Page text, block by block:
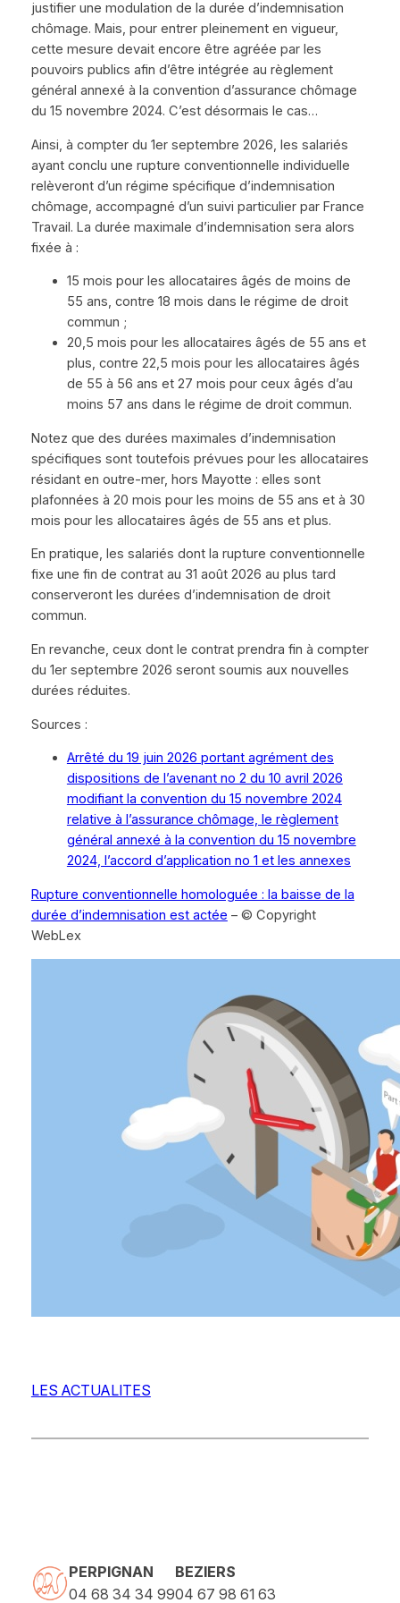
justifier une modulation de la durée d’indemnisation
chômage. Mais, pour entrer pleinement en vigueur,
cette mesure devait encore être agréée par les
pouvoirs publics afin d’être intégrée au règlement
général annexé à la convention d’assurance chômage
du 15 novembre 2024. C’est désormais le cas…
Ainsi, à compter du 1er septembre 2026, les salariés
ayant conclu une rupture conventionnelle individuelle
relèveront d’un régime spécifique d’indemnisation
chômage, accompagné d’un suivi particulier par France
Travail. La durée maximale d’indemnisation sera alors
fixée à :
15 mois pour les allocataires âgés de moins de
55 ans, contre 18 mois dans le régime de droit
commun ;
20,5 mois pour les allocataires âgés de 55 ans et
plus, contre 22,5 mois pour les allocataires âgés
de 55 à 56 ans et 27 mois pour ceux âgés d’au
moins 57 ans dans le régime de droit commun.
Notez que des durées maximales d’indemnisation
spécifiques sont toutefois prévues pour les allocataires
résidant en outre-mer, hors Mayotte : elles sont
plafonnées à 20 mois pour les moins de 55 ans et à 30
mois pour les allocataires âgés de 55 ans et plus.
En pratique, les salariés dont la rupture conventionnelle
fixe une fin de contrat au 31 août 2026 au plus tard
conserveront les durées d’indemnisation de droit
commun.
En revanche, ceux dont le contrat prendra fin à compter
du 1er septembre 2026 seront soumis aux nouvelles
durées réduites.
Sources :
Arrêté du 19 juin 2026 portant agrément des
dispositions de l’avenant no 2 du 10 avril 2026
modifiant la convention du 15 novembre 2024
relative à l’assurance chômage, le règlement
général annexé à la convention du 15 novembre
2024, l’accord d’application no 1 et les annexes
Rupture conventionnelle homologuée : la baisse de la
durée d’indemnisation est actée – © Copyright
WebLex
LES ACTUALITES
PERPIGNAN
04 68 34 34 99
BEZIERS
04 67 98 61 63